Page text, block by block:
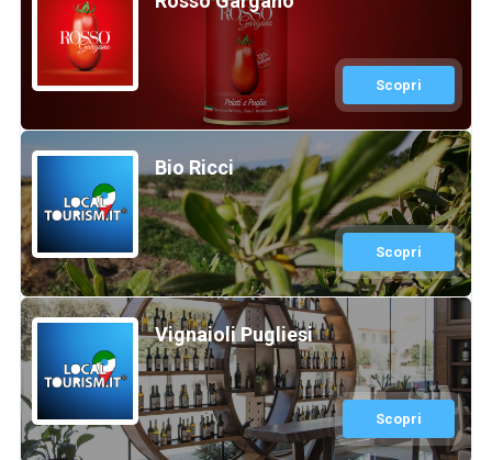
Scopri
Bio Ricci
Scopri
Vignaioli Pugliesi
Scopri